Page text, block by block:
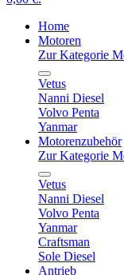
Home
Motoren
Zur Kategorie
Vetus
Nanni Diesel
Volvo Penta
Yanmar
Motorenzubehör
Zur Kategorie
Vetus
Nanni Diesel
Volvo Penta
Yanmar
Craftsman
Sole Diesel
Antrieb